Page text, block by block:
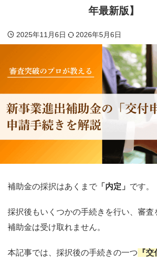
年最新版】
2025年11月6日 2026年5月6日
補助金の採択はあくまで 「内定」 です。
採択後もいくつかの手続きを行い、審査
補助金は受け取れません。
本記事では、採択後の手続きの一つ 『交